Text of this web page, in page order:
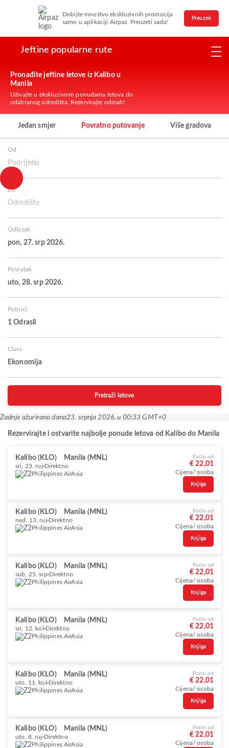
Dobijte mnoštvo ekskluzivnih promocija
samo u aplikaciji Airpaz. Preuzeti sada!
Preuzmi
Jeftine popularne rute
Pronađite jeftine letove iz Kalibo u
Manila
Uživajte u ekskluzivnim ponudama letova do
odabranog odredišta. Rezervirajte odmah!
Jedan smjer Povratno putovanje Više gradova
Od
Podrijetlo
Do
Odredište
Odlazak
pon, 27. srp 2026.
Povratak
uto, 28. srp 2026.
Putnici
1 Odrasli
Class
Ekonomija
Pretraži letove
Zadnje ažurirano dana23. srpnja 2026. u 00:33 GMT+0
Rezervirajte i ostvarite najbolje ponude letova od Kalibo do Manila
Kalibo (KLO) Manila (MNL)
sri, 23. ruj Direktno
Philippines AirAsia
Počni od
€ 22,01
Cijena/ osoba
Knjiga
Kalibo (KLO) Manila (MNL)
ned, 13. ruj Direktno
Philippines AirAsia
Počni od
€ 22,01
Cijena/ osoba
Knjiga
Kalibo (KLO) Manila (MNL)
sub, 25. srp Direktno
Philippines AirAsia
Počni od
€ 22,01
Cijena/ osoba
Knjiga
Kalibo (KLO) Manila (MNL)
sri, 12. kol Direktno
Philippines AirAsia
Počni od
€ 22,01
Cijena/ osoba
Knjiga
Kalibo (KLO) Manila (MNL)
uto, 11. kol Direktno
Philippines AirAsia
Počni od
€ 22,01
Cijena/ osoba
Knjiga
Kalibo (KLO) Manila (MNL)
uto, 8. ruj Direktno
Philippines AirAsia
Počni od
€ 22,01
Cijena/ osoba